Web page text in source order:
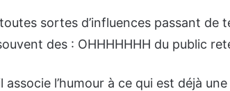
sortes d’influences passant de
des : OHHHHHHH du public
l’humour à ce qui est déjà